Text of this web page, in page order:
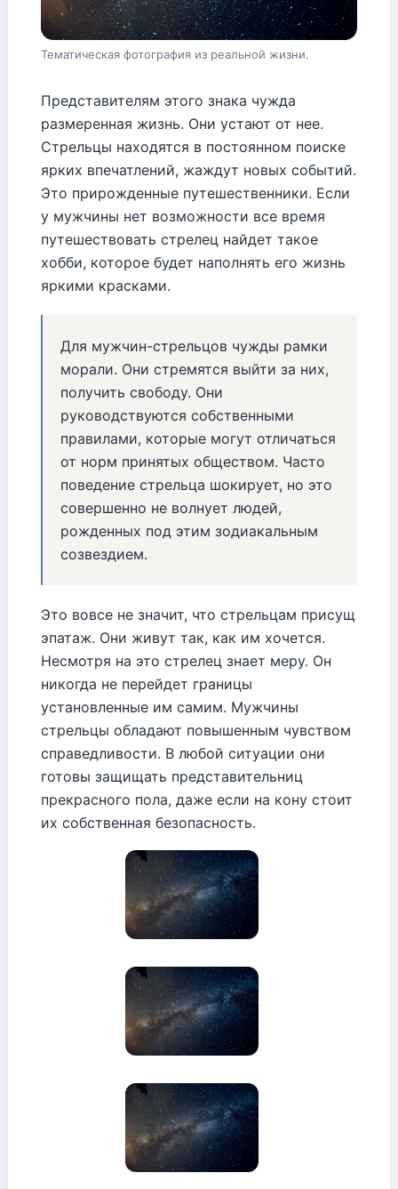
Тематическая фотография из реальной жизни.
Представителям этого знака чужда
размеренная жизнь. Они устают от нее.
Стрельцы находятся в постоянном поиске
ярких впечатлений, жаждут новых событий.
Это прирожденные путешественники. Если
у мужчины нет возможности все время
путешествовать стрелец найдет такое
хобби, которое будет наполнять его жизнь
яркими красками.
Для мужчин-стрельцов чужды рамки
морали. Они стремятся выйти за них,
получить свободу. Они
руководствуются собственными
правилами, которые могут отличаться
от норм принятых обществом. Часто
поведение стрельца шокирует, но это
совершенно не волнует людей,
рожденных под этим зодиакальным
созвездием.
Это вовсе не значит, что стрельцам присущ
эпатаж. Они живут так, как им хочется.
Несмотря на это стрелец знает меру. Он
никогда не перейдет границы
установленные им самим. Мужчины
стрельцы обладают повышенным чувством
справедливости. В любой ситуации они
готовы защищать представительниц
прекрасного пола, даже если на кону стоит
их собственная безопасность.